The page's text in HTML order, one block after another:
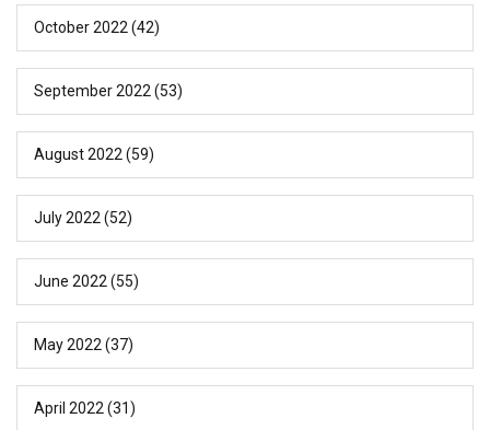
October 2022 (42)
September 2022 (53)
August 2022 (59)
July 2022 (52)
June 2022 (55)
May 2022 (37)
April 2022 (31)